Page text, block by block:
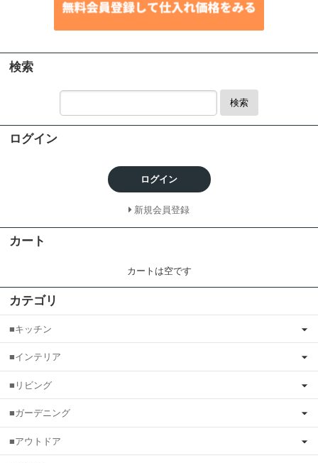
検索
検索
ログイン
ログイン
新規会員登録
カート
カートは空です
カテゴリ
■キッチン
■インテリア
■リビング
■ガーデニング
■アウトドア